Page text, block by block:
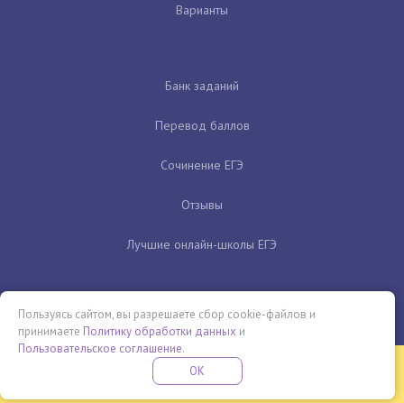
Варианты
Банк заданий
Перевод баллов
Сочинение ЕГЭ
Отзывы
Лучшие онлайн-школы ЕГЭ
Бесплатная летняя школа
ПРОВЕДИ ЭТО ЛЕТО С ПОЛЬЗОЙ
Пользуясь сайтом, вы разрешаете сбор cookie-файлов и
принимаете Политику обработки данных и
Пользовательское соглашение.
OK